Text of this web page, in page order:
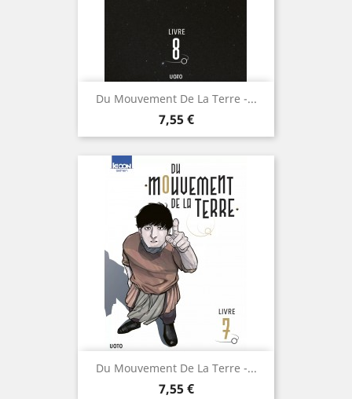
Du Mouvement De La Terre -...
Prix
7,55 €
Du Mouvement De La Terre -...
Prix
7,55 €